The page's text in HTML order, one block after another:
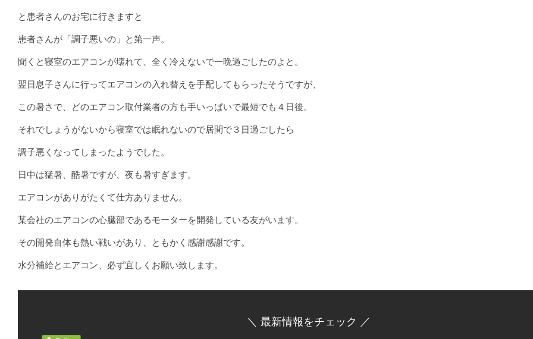
と患者さんのお宅に行きますと
患者さんが「調子悪いの」と第一声。
聞くと寝室のエアコンが壊れて、全く冷えないで一晩過ごしたのよと。
翌日息子さんに行ってエアコンの入れ替えを手配してもらったそうですが、
この暑さで、どのエアコン取付業者の方も手いっぱいで最短でも４日後。
それでしょうがないから寝室では眠れないので居間で３日過ごしたら
調子悪くなってしまったようでした。
日中は猛暑、酷暑ですが、夜も暑すぎます。
エアコンがありがたくて仕方ありません。
某会社のエアコンの心臓部であるモーターを開発している友がいます。
その開発自体も熱い戦いがあり、ともかく感謝感謝です。
水分補給とエアコン、必ず宜しくお願い致します。
＼ 最新情報をチェック ／